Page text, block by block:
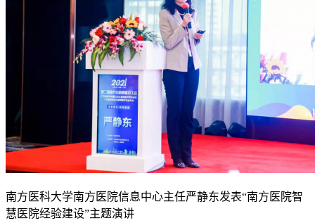
南方医科大学南方医院信息中心主任严静东发表“南方医院智
慧医院经验建设”主题演讲